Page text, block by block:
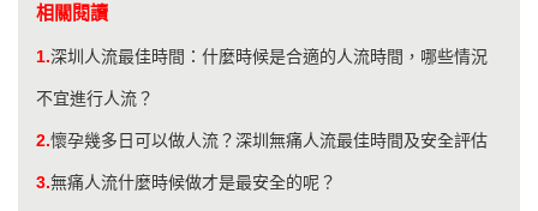
相關閱讀
1.深圳人流最佳時間：什麼時候是合適的人流時間，哪些情況
不宜進行人流？
2.懷孕幾多日可以做人流？深圳無痛人流最佳時間及安全評估
3.無痛人流什麼時候做才是最安全的呢？